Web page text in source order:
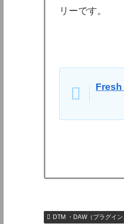
リーです。
Fresh
DTM ・DAW（プラグイ